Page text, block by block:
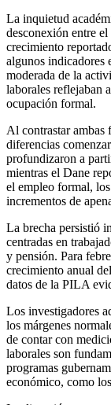
La inquietud
desconexión entre
crecimiento
algunos indicadores
moderada de la
laborales reflejaban
ocupación formal.
Al contrastar ambas
diferencias
profundizaron a
mientras el Dane
el empleo formal,
incrementos de
La brecha persistió
centradas en
y pensión. Para
crecimiento anual
datos de la PILA
Los investigadores
los márgenes
de contar con
laborales son
programas
económico, como